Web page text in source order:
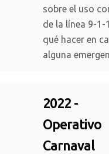
sobre el uso
de la línea 9-1-
qué hacer en
alguna
2022 -
Operativo
Carnaval